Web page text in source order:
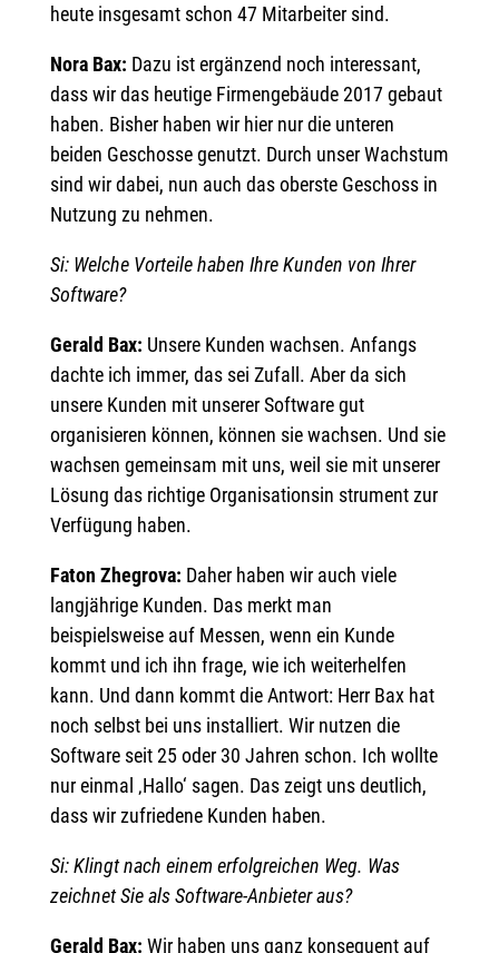
heute insgesamt schon 47 Mitarbeiter sind.
Nora Bax: Dazu ist ergänzend noch interessant,
dass wir das heutige Firmengebäude 2017 gebaut
haben. Bisher haben wir hier nur die unteren
beiden Geschosse genutzt. Durch unser Wachstum
sind wir dabei, nun auch das oberste Geschoss in
Nutzung zu nehmen.
Si: Welche Vorteile haben Ihre Kunden von Ihrer
Software?
Gerald Bax: Unsere Kunden wachsen. Anfangs
dachte ich immer, das sei Zufall. Aber da sich
unsere Kunden mit unserer Software gut
organisieren können, können sie wachsen. Und sie
wachsen gemeinsam mit uns, weil sie mit unserer
Lösung das richtige Organisationsin strument zur
Verfügung haben.
Faton Zhegrova: Daher haben wir auch viele
langjährige Kunden. Das merkt man
beispielsweise auf Messen, wenn ein Kunde
kommt und ich ihn frage, wie ich weiterhelfen
kann. Und dann kommt die Antwort: Herr Bax hat
noch selbst bei uns installiert. Wir nutzen die
Software seit 25 oder 30 Jahren schon. Ich wollte
nur einmal ‚Hallo‘ sagen. Das zeigt uns deutlich,
dass wir zufriedene Kunden haben.
Si: Klingt nach einem erfolgreichen Weg. Was
zeichnet Sie als Software-Anbieter aus?
Gerald Bax: Wir haben uns ganz konsequent auf